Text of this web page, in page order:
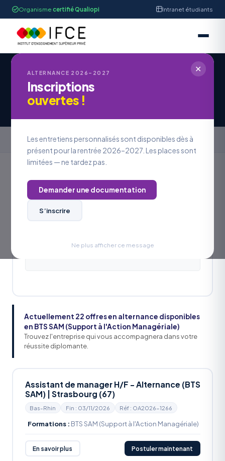
Organisme certifié Qualiopi Intranet étudiants
✕
ALTERNANCE 2026–2027
Inscriptions
ouvertes !
Les entretiens personnalisés sont disponibles dès à
présent pour la rentrée 2026–2027. Les places sont
limitées — ne tardez pas.
Demander une documentation
S’inscrire
Ne plus afficher ce message
IFCE STRASBOURG
Offres d'alternance - BTS SAM
(Support à l'Action Managériale)
Accueil Offres en alternance ›
Offres d'alternance - BTS SAM
(Support à l'Action Managériale)
FILTRER PAR FORMATION
Actuellement 22 offres en alternance disponibles
en BTS SAM (Support à l'Action Managériale)
Trouvez l'entreprise qui vous accompagnera dans votre
réussite diplomante.
Assistant de manager H/F - Alternance (BTS
SAM) | Strasbourg (67)
Bas-Rhin Fin : 03/11/2026 Réf : OA2026-1266
Formations : BTS SAM (Support à l'Action Managériale)
En savoir plus Postuler maintenant